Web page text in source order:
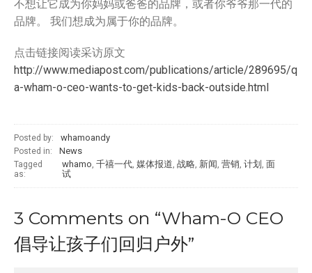
不想让它成为你妈妈或爸爸的品牌，或者你爷爷那一代的
品牌。 我们想成为属于你的品牌。
点击链接阅读采访原文
http://www.mediapost.com/publications/article/289695/q
a-wham-o-ceo-wants-to-get-kids-back-outside.html
Posted by: whamoandy
Posted in: News
Tagged
as:
whamo, 千禧一代, 媒体报道, 战略, 新闻, 营销, 计划 , 面
试
3 Comments on “Wham-O CEO
倡导让孩子们回归户外”